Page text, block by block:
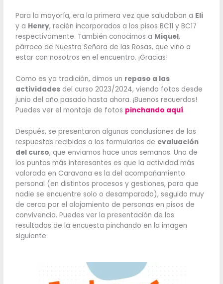
Para la mayoría, era la primera vez que saludaban a Eli
y a Henry, recién incorporados a los pisos BC11 y BC17
respectivamente. También conocimos a Miquel,
párroco de Nuestra Señora de las Rosas, que vino a
estar con nosotros en el encuentro. ¡Gracias!
Como es ya tradición, dimos un repaso a las
actividades del curso 2023/2024, viendo fotos desde
junio del año pasado hasta ahora. ¡Buenos recuerdos!
Puedes ver el montaje de fotos pinchando aquí.
Después, se presentaron algunas conclusiones de las
respuestas recibidas a los formularios de evaluación
del curso, que enviamos hace unas semanas. Uno de
los puntos más interesantes es que la actividad más
valorada en Caravana es la del acompañamiento
personal (en distintos procesos y gestiones, para que
nadie se encuentre solo o desamparado), seguido muy
de cerca por el alojamiento de personas en pisos de
convivencia. Puedes ver la presentación de los
resultados de la encuesta pinchando en la imagen
siguiente: